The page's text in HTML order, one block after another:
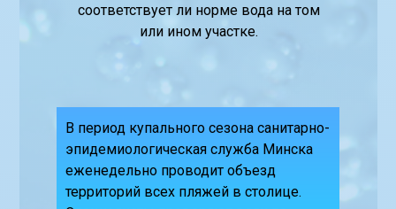
соответствует ли норме вода на том
или ином участке.
В период купального сезона санитарно-
эпидемиологическая служба Минска
еженедельно проводит объезд
территорий всех пляжей в столице.